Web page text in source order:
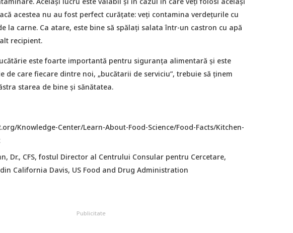
acestea nu au fost perfect curățate: veți contamina verdețurile cu
la carne. Ca atare, este bine să spălați salata într-un castron cu apă
recipient.
este foarte importantă pentru siguranța alimentară și este
de care fiecare dintre noi, „bucătarii de serviciu”, trebuie să ținem
starea de bine și sănătatea.
Knowledge-Center/Learn-About-Food-Science/Food-Facts/Kitchen-
Dr., CFS, fostul Director al Centrului Consular pentru Cercetare,
California Davis, US Food and Drug Administration
Publicitate